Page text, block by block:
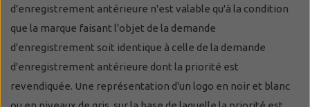
d'enregistrement antérieure n'est valable qu'à la condition
que la marque faisant l'objet de la demande
d'enregistrement soit identique à celle de la demande
d'enregistrement antérieure dont la priorité est
revendiquée. Une représentation d'un logo en noir et blanc